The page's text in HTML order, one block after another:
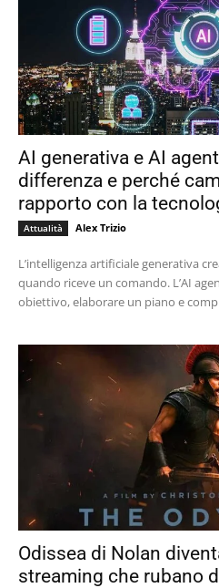
AI generativa e AI
differenza e perché
rapporto con la
Attualità Alex Trizio
L’intelligenza artificiale generativa
quando riceve un comando. L’AI
obiettivo, elaborare un piano e
Odissea di Nolan
streaming che rubano